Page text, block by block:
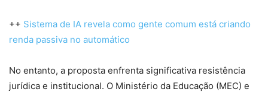
++ Sistema de IA revela como gente comum está criando
renda passiva no automático
No entanto, a proposta enfrenta significativa resistência
jurídica e institucional. O Ministério da Educação (MEC) e